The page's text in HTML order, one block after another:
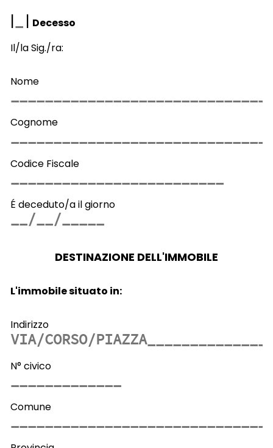
| | Decesso
Il/la Sig./ra:
Nome
Cognome
Codice Fiscale
É deceduto/a il giorno
DESTINAZIONE DELL'IMMOBILE
L'immobile situato in:
Indirizzo
N° civico
Comune